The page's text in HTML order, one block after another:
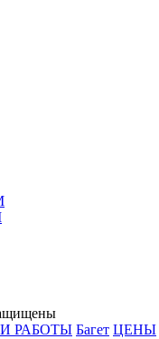
РАБОТЫ Багет ЦЕНЫ